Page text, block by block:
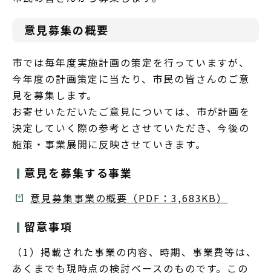
意見募集の概要
市では毎年度実施計画の策定を行っていますが、
今年度の計画策定に当たり、市民の皆さんのご意
見を募集します。
お寄せいただいたご意見については、市が計画を
決定していく際の参考とさせていただき、今後の
施策・事業展開に反映させていきます。
意見を募集する事業
意見募集事業の概要（PDF：3,683KB）
留意事項
（1）掲載された事業の内容、時期、事業費等は、
あくまでも現時点の検討ベースのものです。この